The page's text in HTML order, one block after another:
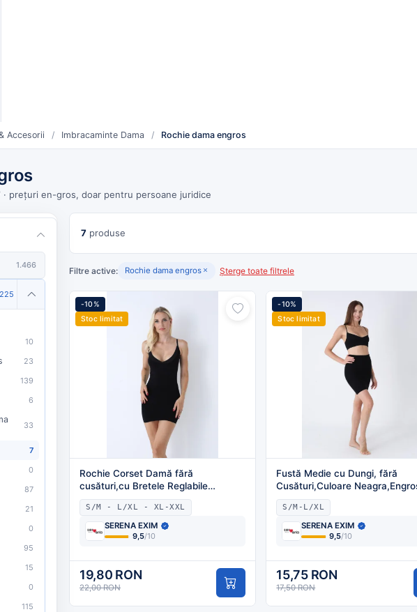
Accesorii / Imbracaminte Dama / Rochie dama engros
· prețuri en-gros, doar pentru persoane juridice
1.466
10
23
139
6
33
7
0
87
21
0
95
15
0
115
7 produse
Filtre active: Rochie dama engros Șterge toate filtrele
-10%
Stoc limitat
Rochie Corset Damă fără
cusături,cu Bretele Reglabile
,Culoare Negru,Engros
S/M - L/XL - XL-XXL
SERENA EXIM
9,5/10
19,80 RON
22,00 RON
-10%
Stoc limitat
Fustă Medie cu Dungi, fără
Cusături,Culoare
S/M-L/XL
SERENA EXIM
9,5/10
15,75 RON
17,50 RON